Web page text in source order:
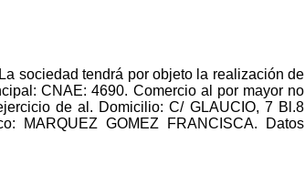
sociedad tendrá por objeto la realización de
CNAE: 4690. Comercio al por mayor no
de al. Domicilio: C/ GLAUCIO, 7 Bl.8
MARQUEZ GOMEZ FRANCISCA. Datos